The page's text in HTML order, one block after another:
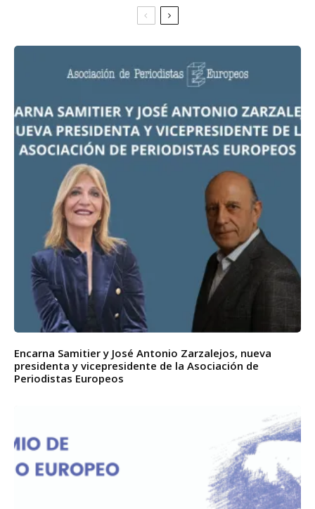
Encarna Samitier y José Antonio Zarzalejos, nueva
presidenta y vicepresidente de la Asociación de
Periodistas Europeos